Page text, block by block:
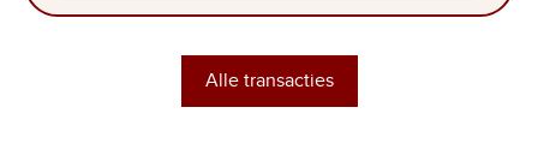
Alle transacties